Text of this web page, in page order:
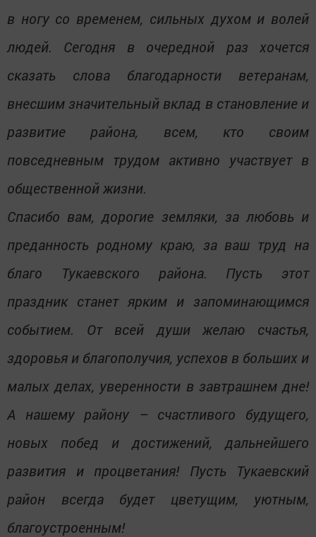
в ногу со временем, сильных духом и волей
людей. Сегодня в очередной раз хочется
сказать слова благодарности ветеранам,
внесшим значительный вклад в становление и
развитие района, всем, кто своим
повседневным трудом активно участвует в
общественной жизни.
Спасибо вам, дорогие земляки, за любовь и
преданность родному краю, за ваш труд на
благо Тукаевского района. Пусть этот
праздник станет ярким и запоминающимся
событием. От всей души желаю счастья,
здоровья и благополучия, успехов в больших и
малых делах, уверенности в завтрашнем дне!
А нашему району – счастливого будущего,
новых побед и достижений, дальнейшего
развития и процветания! Пусть Тукаевский
район всегда будет цветущим, уютным,
благоустроенным!